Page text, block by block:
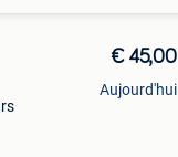
€ 45,00
Aujourd'hui